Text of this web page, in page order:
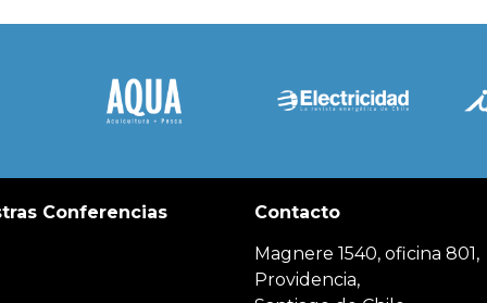
Conferencias Contacto
Magnere 1540, oficina 801,
Providencia,